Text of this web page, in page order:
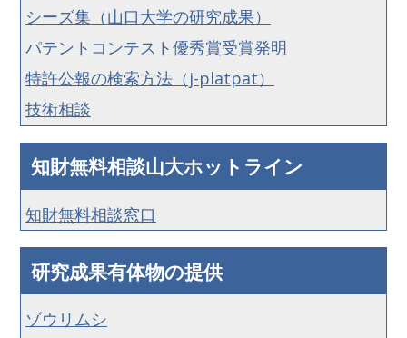
シーズ集（山口大学の研究成果）
パテントコンテスト優秀賞受賞発明
特許公報の検索方法（j-platpat）
技術相談
知財無料相談山大ホットライン
知財無料相談窓口
研究成果有体物の提供
ゾウリムシ